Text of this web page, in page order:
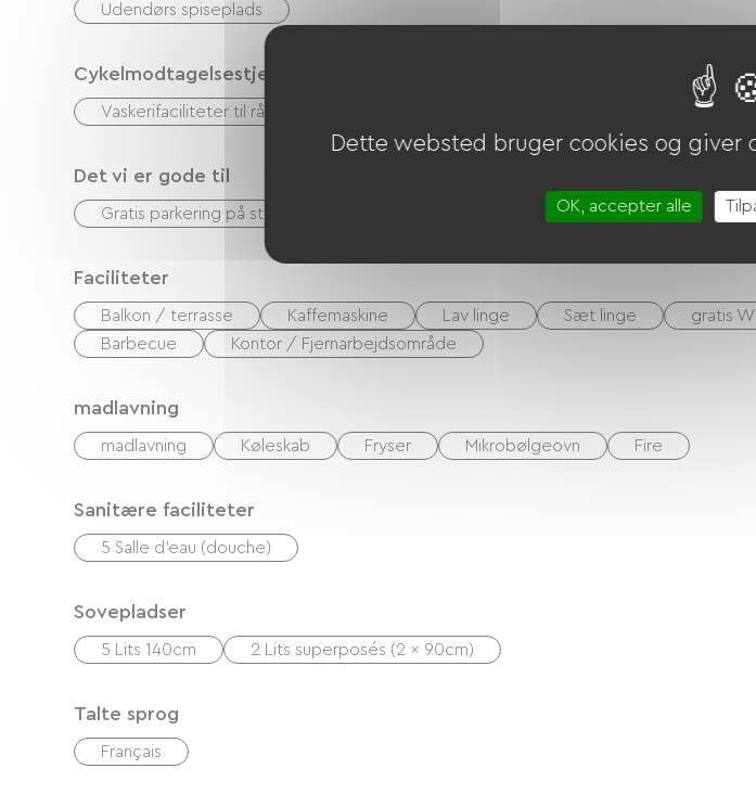
Udendørs spiseplads
Cykelmodtagelsestjenester
Vaskerifaciliteter til rådighed (gratis eller betalt)
Det vi er gode til
Gratis parkering på stedet
Faciliteter
Balkon / terrasse Kaffemaskine Lav linge Sæt linge gratis
Barbecue
Kontor / Fjernarbejdsområde
madlavning
madlavning Køleskab Fryser Mikrobølgeovn Fire
Sanitære faciliteter
5 Salle d'eau (douche)
Sovepladser
5 Lits 140cm 2 Lits superposés (2 x 90cm)
Talte sprog
Français
Dette websted bruger cookies og giver
OK, accepter alle